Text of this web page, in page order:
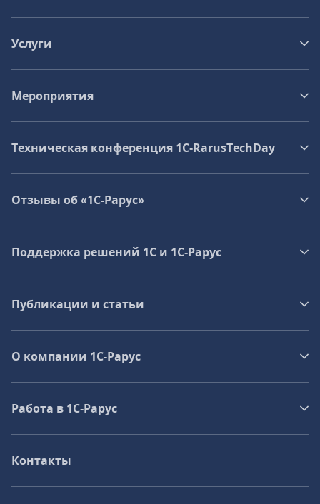
Услуги
Мероприятия
Техническая конференция 1C‑RarusTechDay
Отзывы об «1С-Рарус»
Поддержка решений 1С и 1С‑Рарус
Публикации и статьи
О компании 1C-Рарус
Работа в 1С‑Рарус
Контакты